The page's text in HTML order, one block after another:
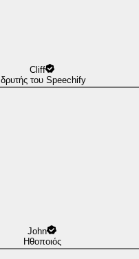
Cliff
Ιδρυτής του Speechify
John
Ηθοποιός